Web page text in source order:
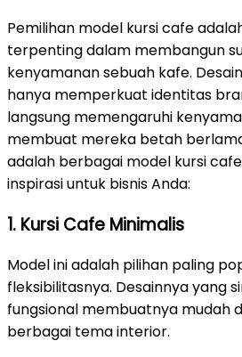
Pemilihan model kursi cafe
terpenting dalam membangun
kenyamanan sebuah kafe.
hanya memperkuat identitas
langsung memengaruhi
membuat mereka betah
adalah berbagai model kursi
inspirasi untuk bisnis Anda:
1. Kursi Cafe Minimalis
Model ini adalah pilihan paling
fleksibilitasnya. Desainnya yang
fungsional membuatnya mudah
berbagai tema interior.